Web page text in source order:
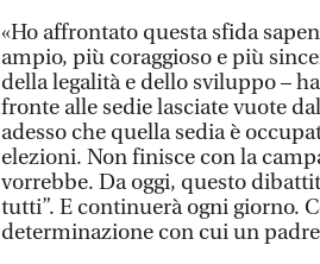
«Ho affrontato questa sfida
ampio, più coraggioso e più
della legalità e dello sviluppo –
fronte alle sedie lasciate vuote
adesso che quella sedia è
elezioni. Non finisce con la
vorrebbe. Da oggi, questo
tutti”. E continuerà ogni giorno.
determinazione con cui un